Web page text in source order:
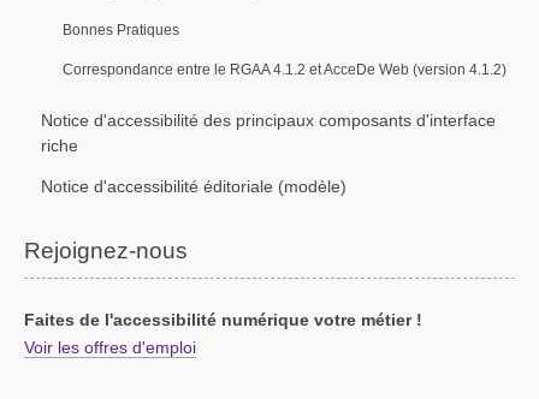
Bonnes Pratiques
Correspondance entre le RGAA 4.1.2 et AcceDe Web (version 4.1.2)
Notice d'accessibilité des principaux composants d'interface
riche
Notice d'accessibilité éditoriale (modèle)
Rejoignez-nous
Faites de l'accessibilité numérique votre métier !
Voir les offres d'emploi